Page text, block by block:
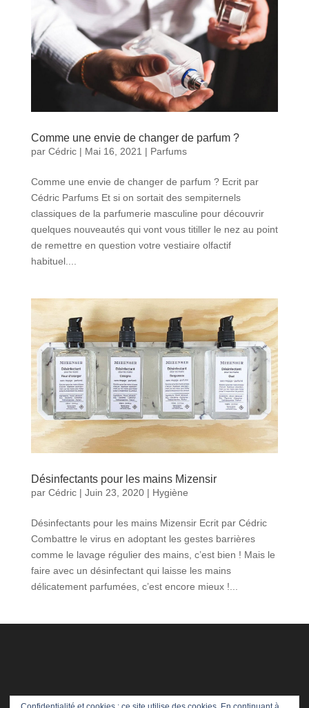
Comme une envie de changer de parfum ?
par Cédric| Mai 16, 2021 | Parfums
Comme une envie de changer de parfum ? Ecrit par
Cédric Parfums Et si on sortait des sempiternels
classiques de la parfumerie masculine pour découvrir
quelques nouveautés qui vont vous titiller le nez au point
de remettre en question votre vestiaire olfactif
habituel....
Désinfectants pour les mains Mizensir
par Cédric| Juin 23, 2020| Hygiène
Désinfectants pour les mains Mizensir Ecrit par Cédric
Combattre le virus en adoptant les gestes barrières
comme le lavage régulier des mains, c’est bien ! Mais le
faire avec un désinfectant qui laisse les mains
délicatement parfumées, c’est encore mieux !...